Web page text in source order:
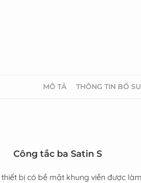
MÔ TẢ THÔNG TIN BỔ
Công tắc ba Satin S
thiết bị có bề mặt khung viền được